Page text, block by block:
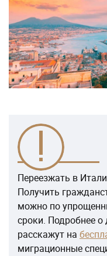
Переезжать в
Получить
можно по
сроки. Подробнее о
расскажут на
миграционные